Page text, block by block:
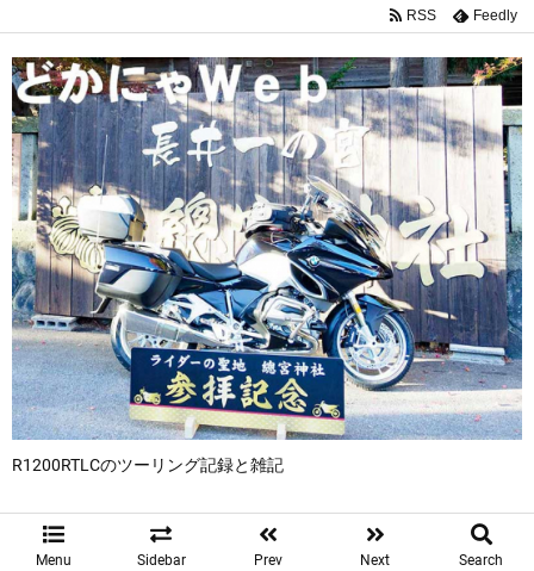
R1200RTLCのツーリング記録と雑記
Menu Sidebar Prev Next Search
RSS Feedly